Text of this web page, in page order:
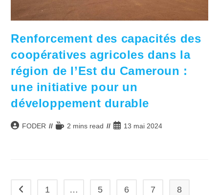
Renforcement des capacités des
coopératives agricoles dans la
région de l’Est du Cameroun :
une initiative pour un
développement durable
Auteur/autrice
FODER
Temps2 mins read
Publication
13 mai 2024
Go to the previous page
1 … 5 6 7 8